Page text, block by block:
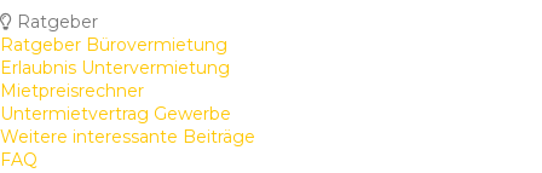
Ratgeber
Ratgeber Bürovermietung
Erlaubnis Untervermietung
Mietpreisrechner
Untermietvertrag Gewerbe
Weitere interessante Beiträge
FAQ